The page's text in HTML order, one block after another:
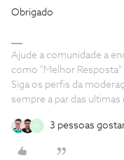
Obrigado
Ajude a comunidade a
como "Melhor
Siga os perfis da
sempre a par das ultimas
M 3 pessoas